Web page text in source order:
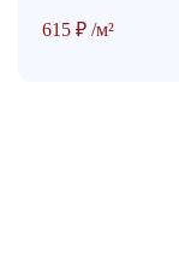
615 ₽ /м²